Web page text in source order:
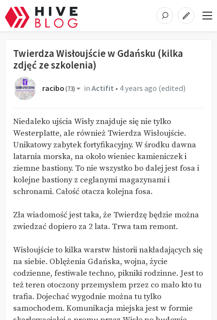
Twierdza Wisłoujście w Gdańsku (kilka
zdjęć ze szkolenia)
racibo(73) inActifit • 4 years ago (edited)
Niedaleko ujścia Wisły znajduje się nie tylko
Westerplatte, ale również Twierdza Wisłoujście.
Unikatowy zabytek fortyfikacyjny. W środku dawna
latarnia morska, na około wieniec kamieniczek i
ziemne bastiony. To nie wszystko bo dalej jest fosa i
kolejne bastiony z ceglanymi magazynami i
schronami. Całość otacza kolejna fosa.
Zła wiadomość jest taka, że Twierdzę będzie można
zwiedzać dopiero za 2 lata. Trwa tam remont.
Wisłoujście to kilka warstw historii nakładających się
na siebie. Oblężenia Gdańska, wojna, życie
codzienne, festiwale techno, pikniki rodzinne. Jest to
też teren otoczony przemysłem przez co mało kto tu
trafia. Dojechać wygodnie można tu tylko
samochodem. Komunikacja miejska jest w formie